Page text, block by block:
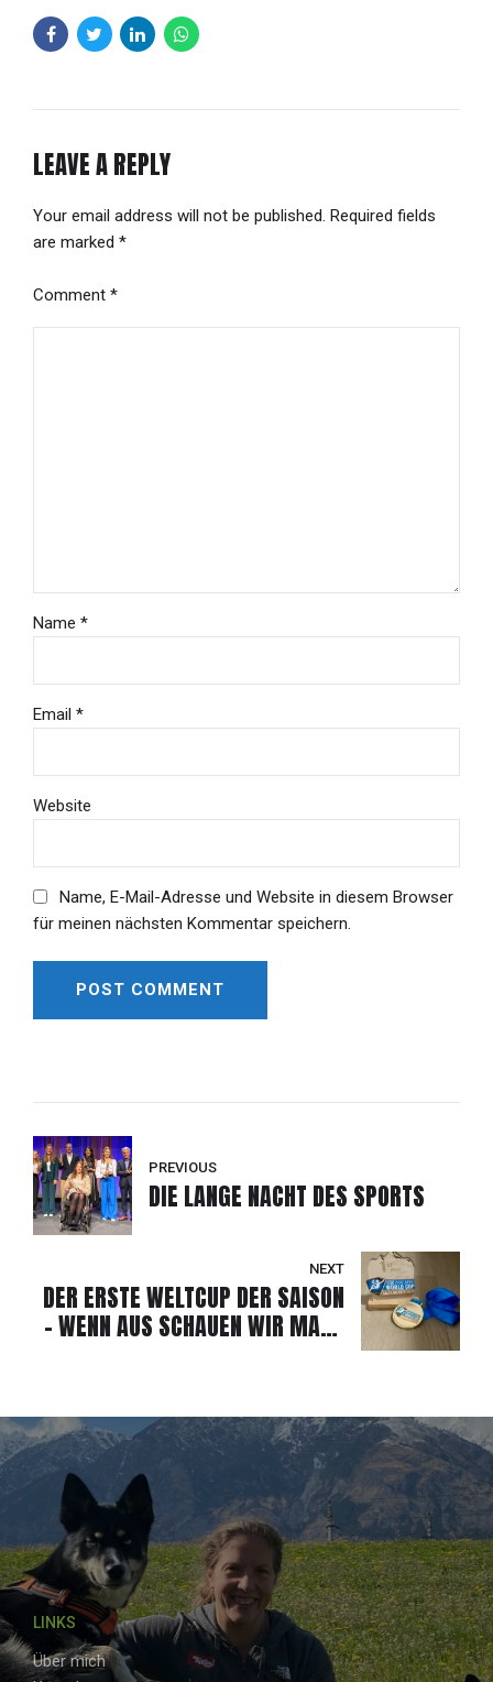
LEAVE A REPLY
Your email address will not be published. Required fields
are marked *
Comment *
Name *
Email *
Website
Name, E-Mail-Adresse und Website in diesem Browser
für meinen nächsten Kommentar speichern.
POST COMMENT
PREVIOUS
DIE LANGE NACHT DES SPORTS
NEXT
DER ERSTE WELTCUP DER SAISON
- WENN AUS SCHAUEN WIR MAL -
LINKS
Über mich